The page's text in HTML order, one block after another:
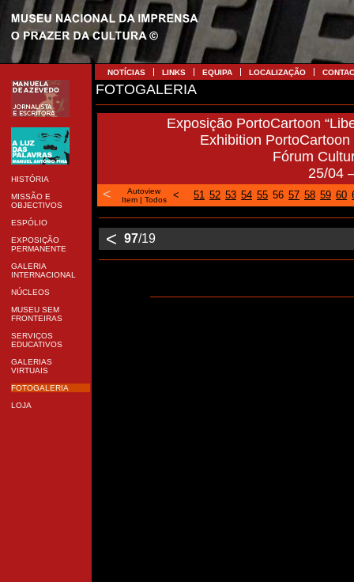
HISTÓRIA
MISSÃO E
OBJECTIVOS
ESPÓLIO
EXPOSIÇÃO
PERMANENTE
GALERIA
INTERNACIONAL
NÚCLEOS
MUSEU SEM
FRONTEIRAS
SERVIÇOS
EDUCATIVOS
GALERIAS
VIRTUAIS
FOTOGALERIA
LOJA
NOTÍCIAS LINKS EQUIPA LOCALIZAÇÃO
FOTOGALERIA
Exposição PortoCartoon
Exhibition PortoCartoon
Fórum
25/04
<
Autoview
Item| Todos < 51 52 53 54 55 56 57 58 59 60
< 97/19